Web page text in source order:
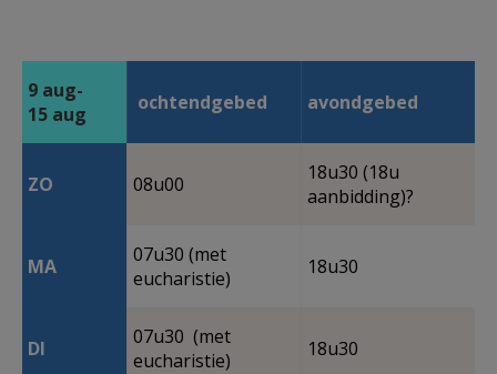
9 aug-
15 aug​​
ochtendgebed avondgebed
ZO 08u00
18u30 (18u
aanbidding)?
MA
07u30 (met
eucharistie)
18u30
DI
07u30 (met
eucharistie)
18u30